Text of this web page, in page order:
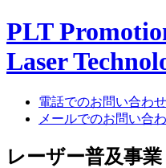
PLT
Laser
電話でのお問い合わせ
メールでのお問い合
レーザー普及事業